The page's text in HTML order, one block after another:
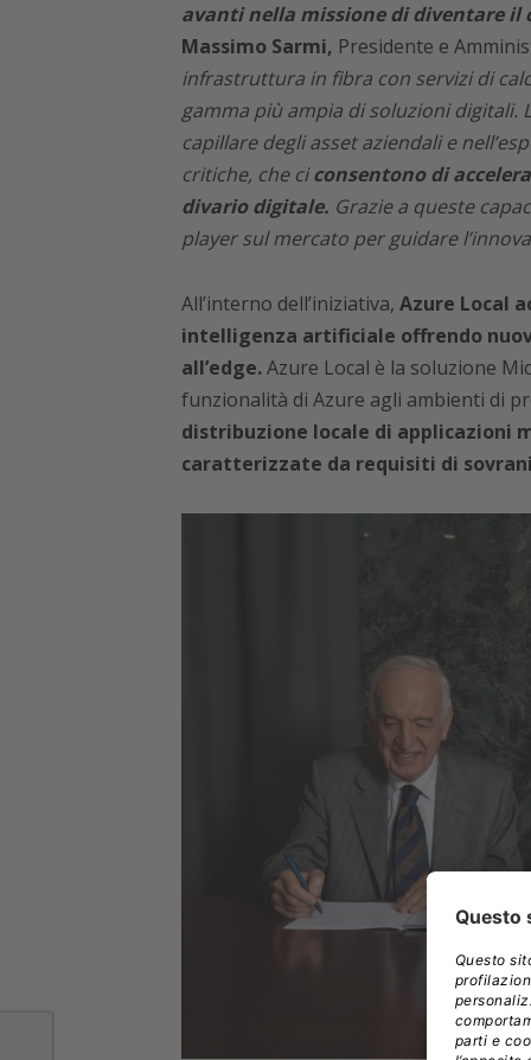
avanti nella missione di diventare il
Massimo Sarmi, Presidente e
infrastruttura in fibra con servizi di
gamma più ampia di soluzioni digitali.
capillare degli asset aziendali e
critiche, che ciconsentono di
divario digitale. Grazie a queste
player sul mercato per guidare
All’interno dell’iniziativa, Azure Local
intelligenza artificiale offrendo
all’edge.Azure Local è la soluzione
funzionalità di Azure agli ambienti di
distribuzione locale di applicazioni
caratterizzate da requisiti di